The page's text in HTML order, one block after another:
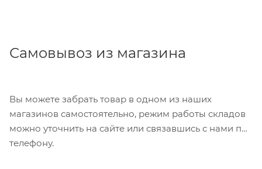
Самовывоз из магазина
Вы можете забрать товар в одном из наших
магазинов самостоятельно, режим работы складов
можно уточнить на сайте или связавшись с нами по
телефону.